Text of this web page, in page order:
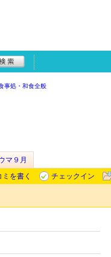
事処・和食全般
マ９月
ミを書く
チェックイン